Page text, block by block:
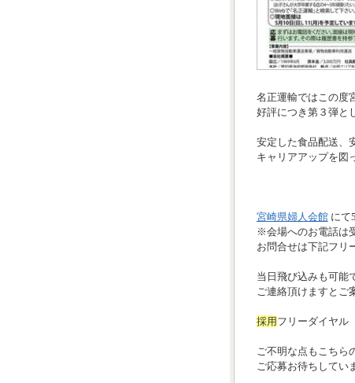
名正運輸ではこの度
好評につき第３弾と
安定した食品配送、
キャリアアップを図
宮崎県婦人会館にて
※会場へのお電話は
お問合せは下記フリ
当日飛び込みも可能
ご連絡頂けますとご
採用フリーダイヤル
ご不明な点もこちら
ご応募お待ちしてい